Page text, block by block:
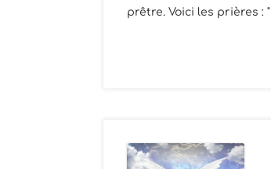
prêtre. Voici les prières :